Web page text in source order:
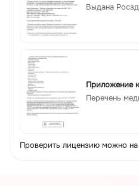
Выдана
Приложение
Перечень
Проверить лицензию можно на